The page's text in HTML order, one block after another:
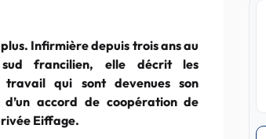
Infirmière depuis trois ans au
sudfrancilien, elle décrit les
travail qui sont devenues son
accord de coopération de
Eiffage.